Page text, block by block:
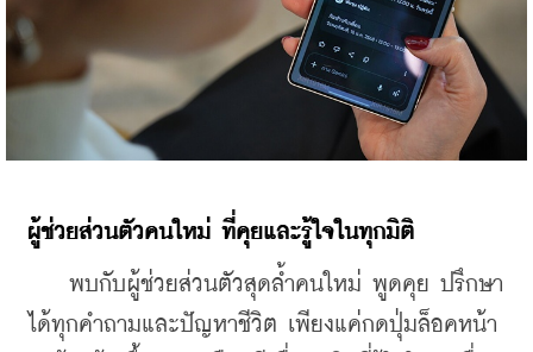
ผู้ช่วยส่วนตัวคนใหม่ ที่คุยและรู้ใจในทุกมิติ
พบกับผู้ช่วยส่วนตัวสุดล้ำคนใหม่ พูดคุย ปรึกษา
ได้ทุกคำถามและปัญหาชีวิต เพียงแค่กดปุ่มล็อคหน้า